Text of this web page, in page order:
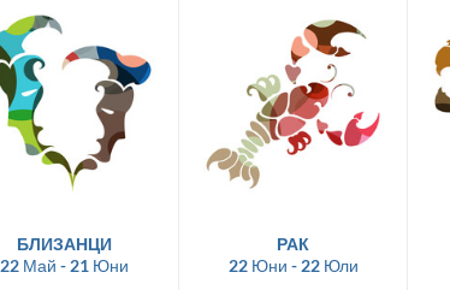
БЛИЗАНЦИ
22 Май - 21 Юни
РАК
22 Юни - 22 Юли